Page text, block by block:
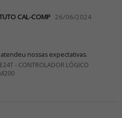
CAL-COMP 26/06/2024
nossas expectativas.
- CONTROLADOR LÓGICO